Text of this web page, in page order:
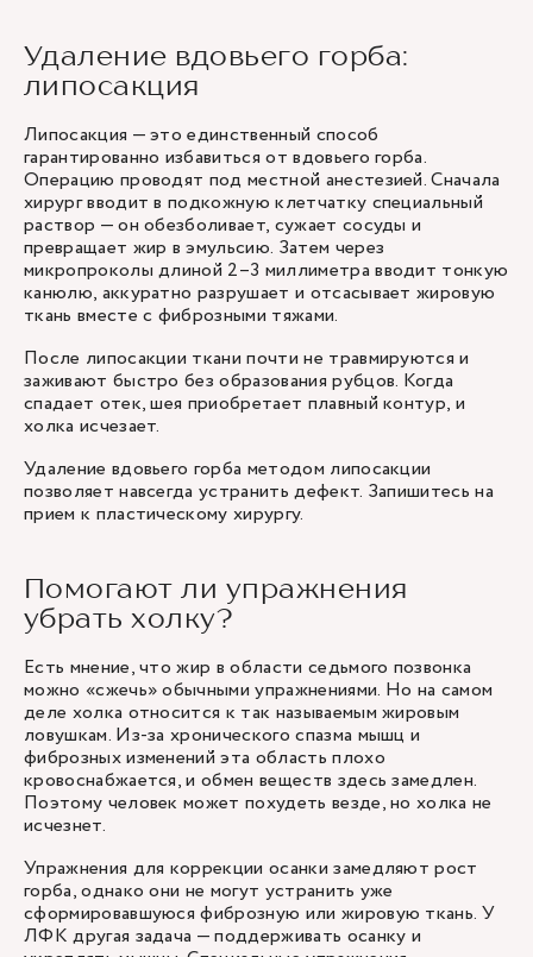
Удаление вдовьего горба:
липосакция
Липосакция — это единственный способ
гарантированно избавиться от вдовьего горба.
Операцию проводят под местной анестезией. Сначала
хирург вводит в подкожную клетчатку специальный
раствор — он обезболивает, сужает сосуды и
превращает жир в эмульсию. Затем через
микропроколы длиной 2–3 миллиметра вводит тонкую
канюлю, аккуратно разрушает и отсасывает жировую
ткань вместе с фиброзными тяжами.
После липосакции ткани почти не травмируются и
заживают быстро без образования рубцов. Когда
спадает отек, шея приобретает плавный контур, и
холка исчезает.
Удаление вдовьего горба методом липосакции
позволяет навсегда устранить дефект. Запишитесь на
прием к пластическому хирургу.
Помогают ли упражнения
убрать холку?
Есть мнение, что жир в области седьмого позвонка
можно «сжечь» обычными упражнениями. Но на самом
деле холка относится к так называемым жировым
ловушкам. Из-за хронического спазма мышц и
фиброзных изменений эта область плохо
кровоснабжается, и обмен веществ здесь замедлен.
Поэтому человек может похудеть везде, но холка не
исчезнет.
Упражнения для коррекции осанки замедляют рост
горба, однако они не могут устранить уже
сформировавшуюся фиброзную или жировую ткань. У
ЛФК другая задача — поддерживать осанку и